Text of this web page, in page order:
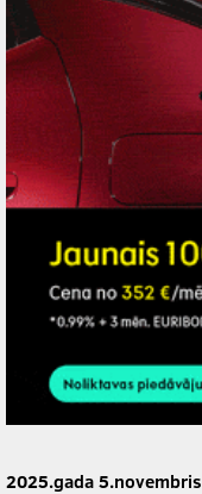
2025.gada 5.novembris